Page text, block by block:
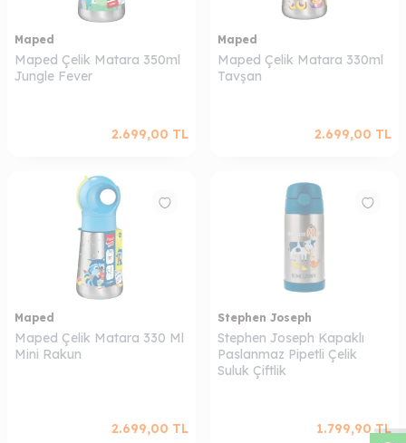
Maped
Maped Çelik Matara 350ml
Jungle Fever
2.699,00 TL
Maped
Maped Çelik Matara 330ml
Tavşan
2.699,00 TL
Maped
Maped Çelik Matara 330 Ml
Mini Rakun
2.699,00 TL
Stephen Joseph
Stephen Joseph Kapaklı
Paslanmaz Pipetli Çelik
Suluk Çiftlik
1.799,90 TL